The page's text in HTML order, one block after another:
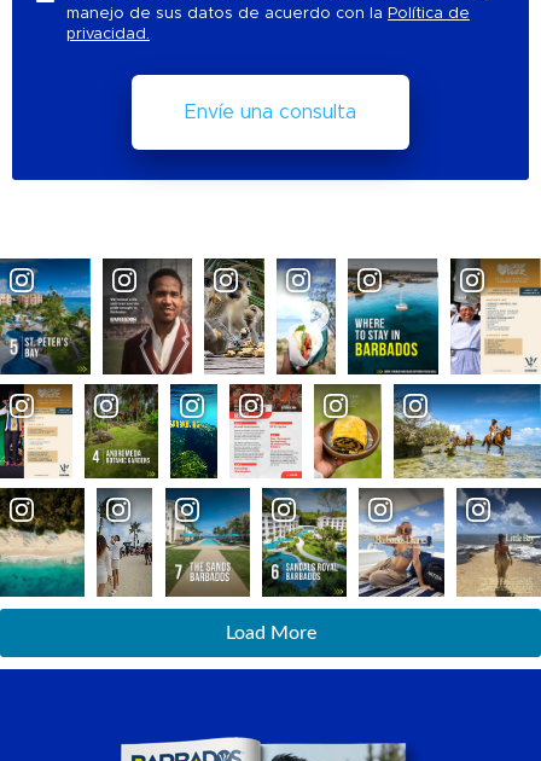
manejo de sus datos de acuerdo con la Política de
privacidad.
Load More